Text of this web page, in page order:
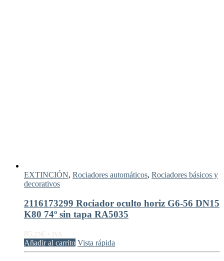
EXTINCIÓN, Rociadores automáticos, Rociadores básicos y
decorativos
2116173299 Rociador oculto horiz G6-56 DN15
K80 74º sin tapa RA5035
85,25€ + IVA
Añadir al carrito Vista rápida